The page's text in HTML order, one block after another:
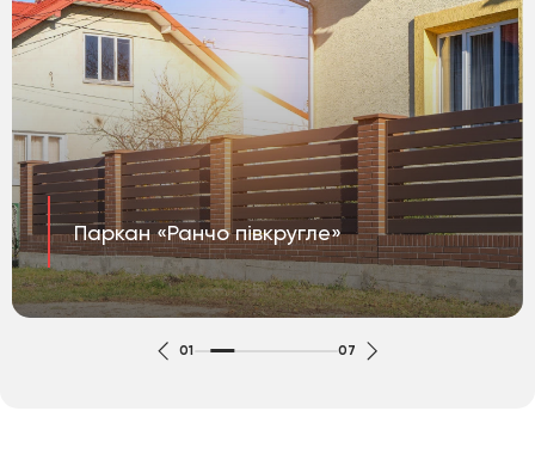
Паркан «Ранчо півкругле»
01 07